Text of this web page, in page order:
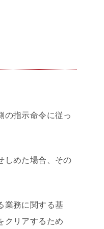
の指示命令に従っ
しめた場合、その
業務に関する基
クリアするため